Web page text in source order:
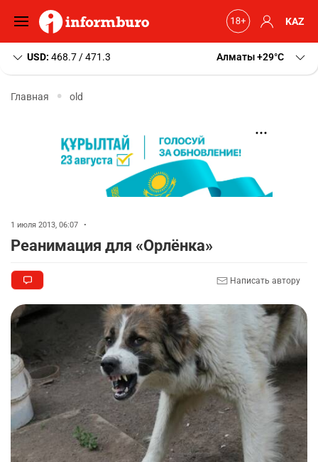
KAZ
USD: 468.7 / 471.3 Алматы+29 C
Главная old
1 июля 2013, 06:07 •
Реанимация для «Орлёнка»
Написать автору